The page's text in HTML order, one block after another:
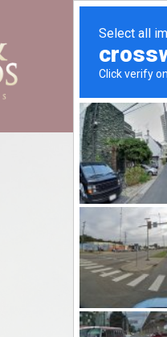
INICIO